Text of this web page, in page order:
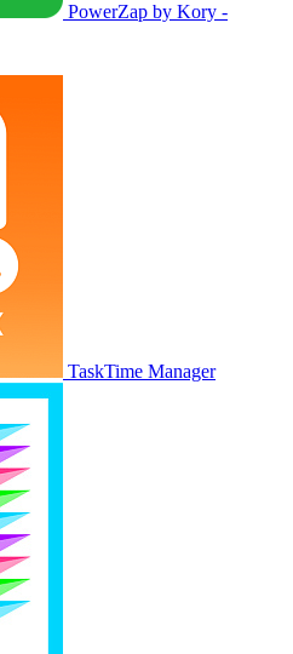
PowerZap by Kory -
TaskTime Manager